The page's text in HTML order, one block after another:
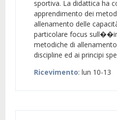
sportiva. La didattica
apprendimento dei
allenamento delle
particolare focus
metodiche di
discipline ed ai principi
Ricevimento: lun 10-13